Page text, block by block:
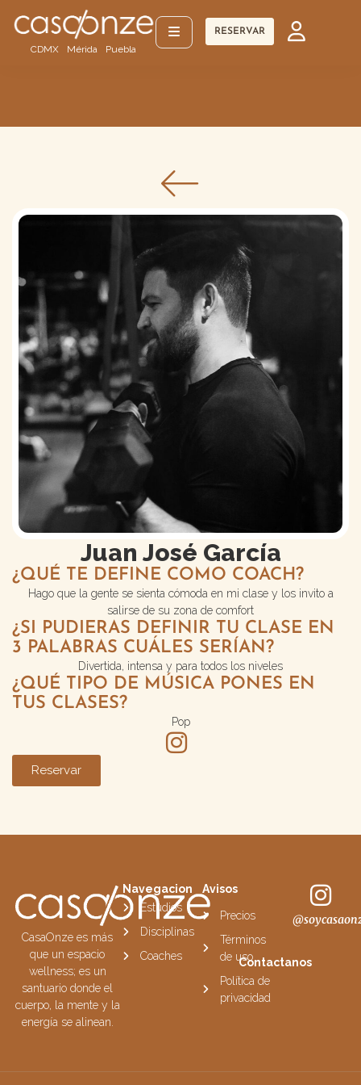
CDMX Mérida Puebla
RESERVAR
Juan José García
¿QUÉ TE DEFINE COMO COACH?
Hago que la gente se sienta cómoda en mi clase y los invito a
salirse de su zona de comfort
¿SI PUDIERAS DEFINIR TU CLASE EN
3 PALABRAS CUÁLES SERÍAN?
Divertida, intensa y para todos los niveles
¿QUÉ TIPO DE MÚSICA PONES EN
TUS CLASES?
Pop
Reservar
CasaOnze es más
que un espacio
wellness; es un
santuario donde el
cuerpo, la mente y la
energía se alinean.
Navegacion
Estudios
Disciplinas
Coaches
Avisos
Precios
Términos
de uso
Política de
privacidad
Contactanos